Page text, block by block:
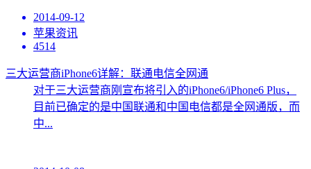
2014-09-12
苹果资讯
4514
三大运营商iPhone6详解：联通电信全网通
对于三大运营商刚宣布将引入的iPhone6/iPhone6 Plus，
目前已确定的是中国联通和中国电信都是全网通版，而
中...